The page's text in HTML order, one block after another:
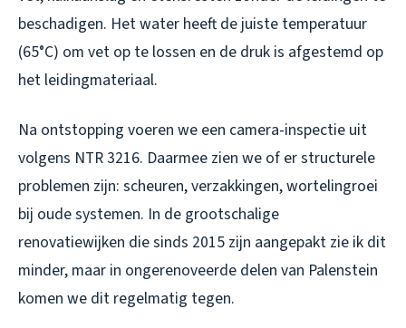
beschadigen. Het water heeft de juiste temperatuur
(65°C) om vet op te lossen en de druk is afgestemd op
het leidingmateriaal.
Na ontstopping voeren we een camera-inspectie uit
volgens NTR 3216. Daarmee zien we of er structurele
problemen zijn: scheuren, verzakkingen, wortelingroei
bij oude systemen. In de grootschalige
renovatiewijken die sinds 2015 zijn aangepakt zie ik dit
minder, maar in ongerenoveerde delen van Palenstein
komen we dit regelmatig tegen.